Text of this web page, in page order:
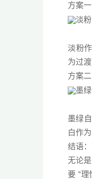
方案
淡粉
为过
方案
墨绿
白作
结语
无论
要 “